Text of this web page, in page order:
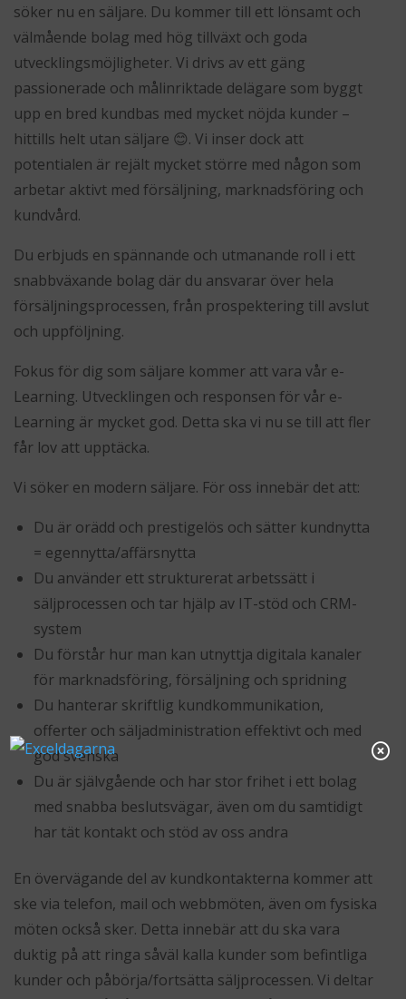
söker nu en säljare. Du kommer till ett lönsamt och
välmående bolag med hög tillväxt och goda
utvecklingsmöjligheter. Vi drivs av ett gäng
passionerade och målinriktade delägare som byggt
upp en bred kundbas med mycket nöjda kunder –
hittills helt utan säljare 😊. Vi inser dock att
potentialen är rejält mycket större med någon som
arbetar aktivt med försäljning, marknadsföring och
kundvård.
Du erbjuds en spännande och utmanande roll i ett
snabbväxande bolag där du ansvarar över hela
försäljningsprocessen, från prospektering till avslut
och uppföljning.
Fokus för dig som säljare kommer att vara vår e-
Learning. Utvecklingen och responsen för vår e-
Learning är mycket god. Detta ska vi nu se till att fler
får lov att upptäcka.
Vi söker en modern säljare. För oss innebär det att:
Du är orädd och prestigelös och sätter kundnytta
= egennytta/affärsnytta
Du använder ett strukturerat arbetssätt i
säljprocessen och tar hjälp av IT-stöd och CRM-
system
Du förstår hur man kan utnyttja digitala kanaler
för marknadsföring, försäljning och spridning
Du hanterar skriftlig kundkommunikation,
offerter och säljadministration effektivt och med
god svenska
Du är självgående och har stor frihet i ett bolag
med snabba beslutsvägar, även om du samtidigt
har tät kontakt och stöd av oss andra
En övervägande del av kundkontakterna kommer att
ske via telefon, mail och webbmöten, även om fysiska
möten också sker. Detta innebär att du ska vara
duktig på att ringa såväl kalla kunder som befintliga
kunder och påbörja/fortsätta säljprocessen. Vi deltar